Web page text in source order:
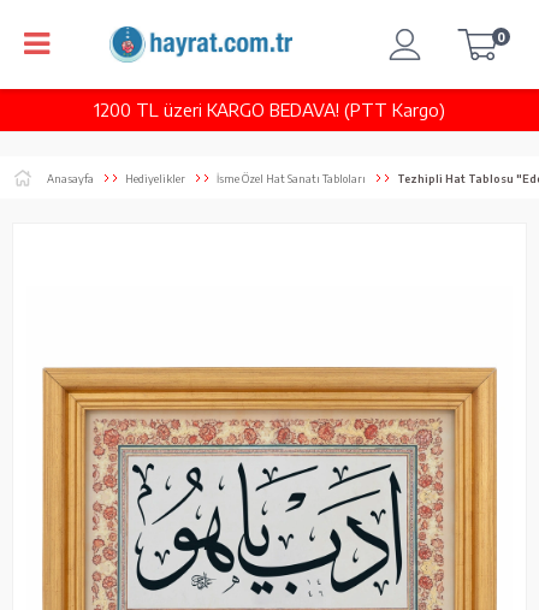
1200 TL üzeri KARGO BEDAVA! (PTT Kargo)
0
Anasayfa Hediyelikler İsme Özel Hat Sanatı Tabloları Tezhipli Hat Tablosu